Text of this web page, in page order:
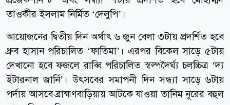
তাওকীর ইসলাম নির্মিত ‘দেলুপি’।
আয়োজনের দ্বিতীয় দিন অর্থাৎ ৬ জুন বেলা ৩টায় প্রদর্শিত হবে
ধ্রুব হাসান পরিচালিত ‘ফাতিমা’। এরপর বিকেল সাড়ে ৫টায়
দেখানো হবে ফজলে রাব্বি পরিচালিত স্বল্পদৈর্ঘ্য চলচ্চিত্র ‘দ্য
ইটারনাল জার্নি’। উৎসবের সমাপনী দিন সন্ধ্যা সাড়ে ৬টায়
পর্দায় আসবে ব্রাহ্মণবাড়িয়ায় আটকে যাওয়া তানিম নূরের বহুল